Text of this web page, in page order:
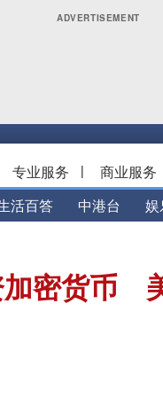
专业服务 | 商业服务
活百答 中港台 娱
加密货币